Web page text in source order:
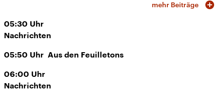
mehr Beiträge
05:30 Uhr
Nachrichten
05:50 Uhr Aus den Feuilletons
06:00 Uhr
Nachrichten